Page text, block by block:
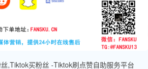
,Tiktok买粉丝 -Tiktok刷点赞自助服务平台